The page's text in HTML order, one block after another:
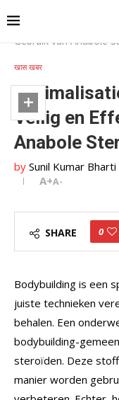
Home
Optimalisatie
Gebruik van Anabole
खास खबर
Veilig en
Anabole
by Sunil Kumar Bharti
A+A-
SHARE 0
Bodybuilding is een
juiste technieken
behalen. Een
bodybuilding-
steroïden. Deze
manier worden